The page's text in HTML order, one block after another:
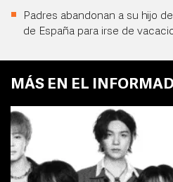
Padres abandonan a su hijo
de España para irse de
MÁS EN EL